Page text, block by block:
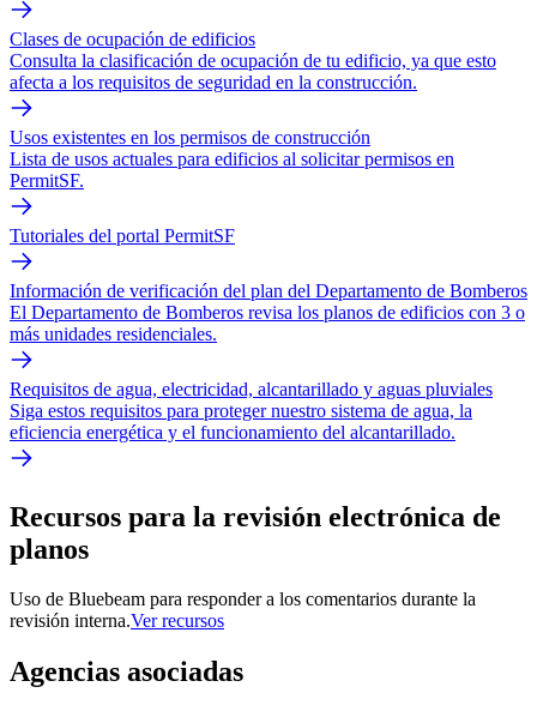
Clases de ocupación de edificios
Consulta la clasificación de ocupación de tu edificio, ya que esto
afecta a los requisitos de seguridad en la construcción.
Usos existentes en los permisos de construcción
Lista de usos actuales para edificios al solicitar permisos en
PermitSF.
Tutoriales del portal PermitSF
Información de verificación del plan del Departamento de Bomberos
El Departamento de Bomberos revisa los planos de edificios con 3 o
más unidades residenciales.
Requisitos de agua, electricidad, alcantarillado y aguas pluviales
Siga estos requisitos para proteger nuestro sistema de agua, la
eficiencia energética y el funcionamiento del alcantarillado.
Recursos para la revisión electrónica de
planos
Uso de Bluebeam para responder a los comentarios durante la
revisión interna.Ver recursos
Agencias asociadas